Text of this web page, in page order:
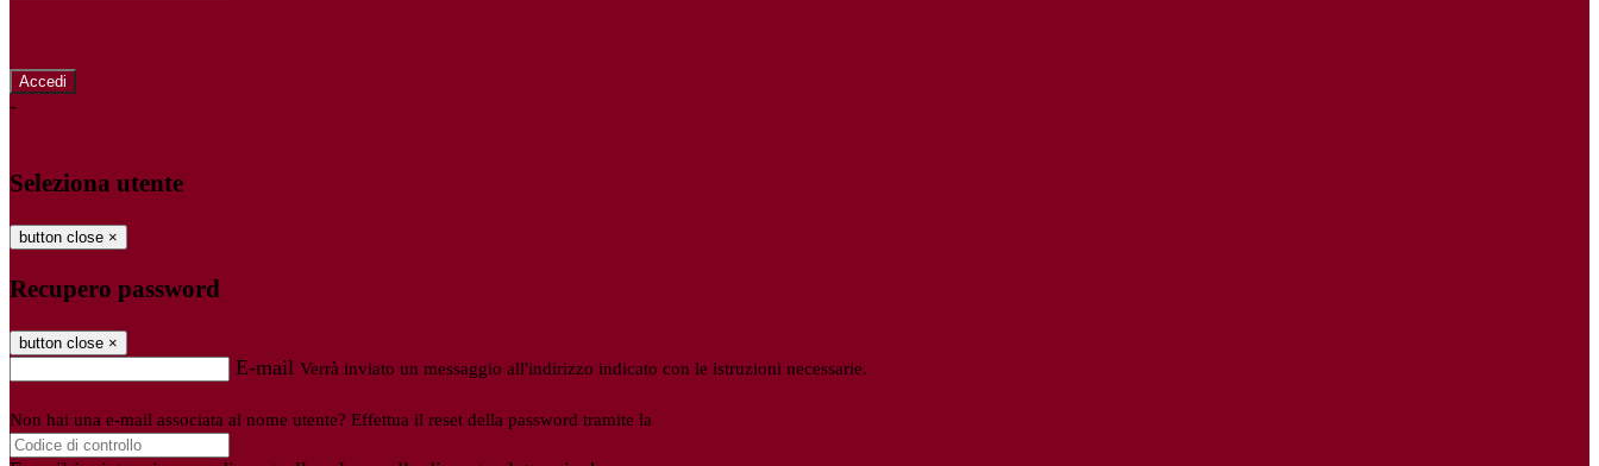
-
Seleziona utente
button close ×
Recupero password
button close ×
E-mail Verrà inviato un messaggio all'indirizzo indicato con le istruzioni necessarie.
Non hai una e-mail associata al nome utente? Effettua il reset della password tramite la